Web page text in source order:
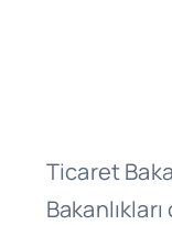
Ticaret